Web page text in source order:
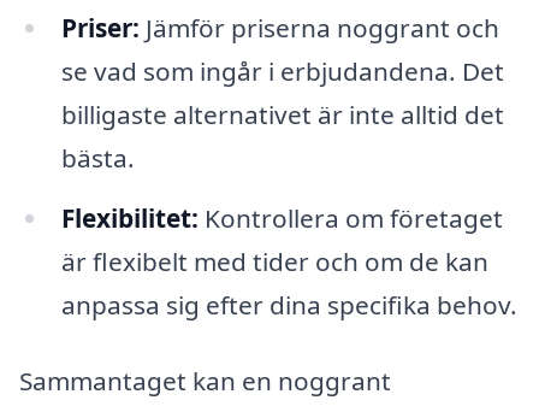
Priser: Jämför priserna noggrant och
se vad som ingår i erbjudandena. Det
billigaste alternativet är inte alltid det
bästa.
Flexibilitet: Kontrollera om företaget
är flexibelt med tider och om de kan
anpassa sig efter dina specifika behov.
Sammantaget kan en noggrant